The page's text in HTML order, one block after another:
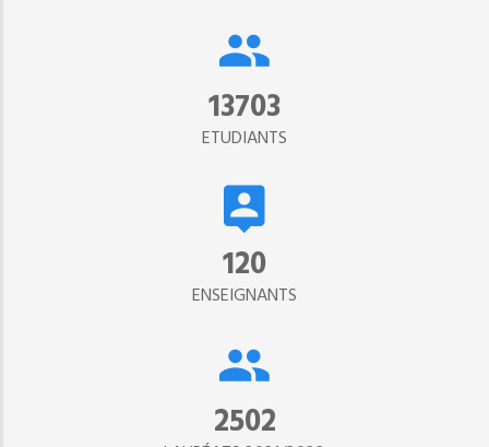
15302
ETUDIANTS
134
ENSEIGNANTS
2890